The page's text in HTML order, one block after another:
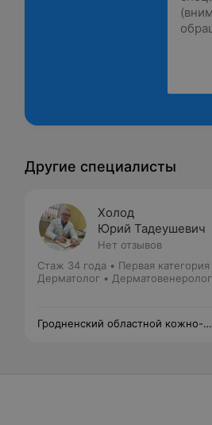
Другие специалисты
Холод
Юрий Тадеушевич
Нет отзывов
Стаж 34 года • Первая категория
Дерматолог • Дерматовенеролог
Гродненский областной кожно-